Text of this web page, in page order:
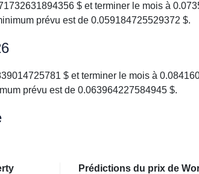
$ et terminer le mois à
prévu est de 0.059184725529372 $.
$ et terminer le mois à
prévu est de 0.063964227584945 $.
Prédictions du prix de